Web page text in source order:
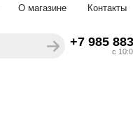
О магазине Контакты
+7 985
с